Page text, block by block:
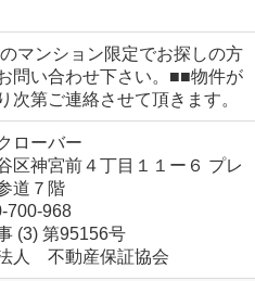
マンション限定でお探しの方
問い合わせ下さい。■■物件が
次第ご連絡させて頂きます。
ローバー
区神宮前４丁目１１ー６ プレ
道７階
700-968
(3) 第95156号
人 不動産保証協会